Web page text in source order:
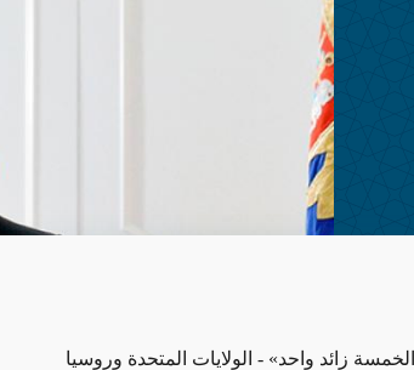
زائد واحد» - الولايات المتحدة وروسيا